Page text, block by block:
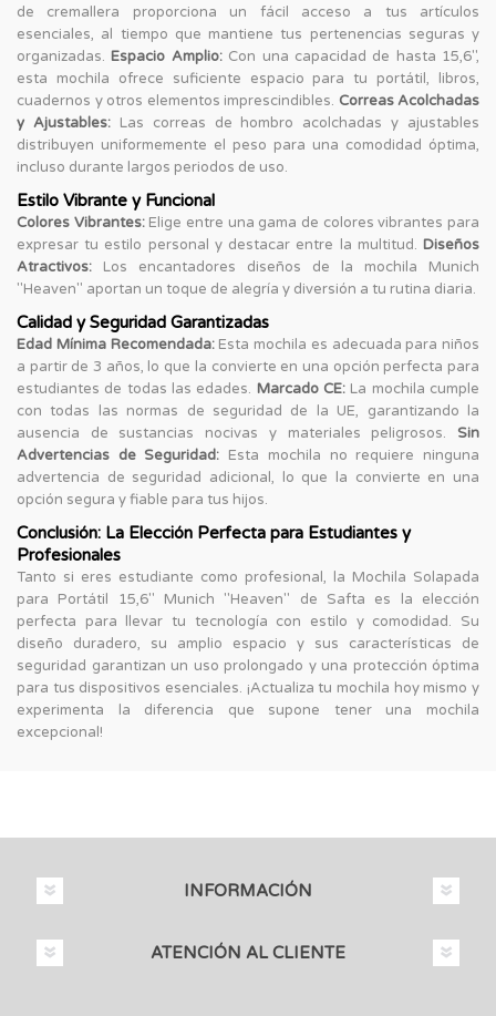
de cremallera proporciona un fácil acceso a tus artículos
esenciales, al tiempo que mantiene tus pertenencias seguras y
organizadas.Espacio Amplio:Con una capacidad de hasta 15,6'',
esta mochila ofrece suficiente espacio para tu portátil, libros,
cuadernos y otros elementos imprescindibles. Correas Acolchadas
y Ajustables:Las correas de hombro acolchadas y ajustables
distribuyen uniformemente el peso para una comodidad óptima,
incluso durante largos periodos de uso.
Estilo Vibrante y Funcional
Colores Vibrantes:Elige entre una gama de colores vibrantes para
expresar tu estilo personal y destacar entre la multitud. Diseños
Atractivos: Los encantadores diseños de la mochila Munich
"Heaven" aportan un toque de alegría y diversión a tu rutina diaria.
Calidad y Seguridad Garantizadas
Edad Mínima Recomendada:Esta mochila es adecuada para niños
a partir de 3 años, lo que la convierte en una opción perfecta para
estudiantes de todas las edades. Marcado CE: La mochila cumple
con todas las normas de seguridad de la UE, garantizando la
ausencia de sustancias nocivas y materiales peligrosos. Sin
Advertencias de Seguridad: Esta mochila no requiere ninguna
advertencia de seguridad adicional, lo que la convierte en una
opción segura y fiable para tus hijos.
Conclusión: La Elección Perfecta para Estudiantes y
Profesionales
Tanto si eres estudiante como profesional, la Mochila Solapada
para Portátil 15,6'' Munich "Heaven" de Safta es la elección
perfecta para llevar tu tecnología con estilo y comodidad. Su
diseño duradero, su amplio espacio y sus características de
seguridad garantizan un uso prolongado y una protección óptima
para tus dispositivos esenciales. ¡Actualiza tu mochila hoy mismo y
experimenta la diferencia que supone tener una mochila
excepcional!
INFORMACIÓN
ATENCIÓN AL CLIENTE